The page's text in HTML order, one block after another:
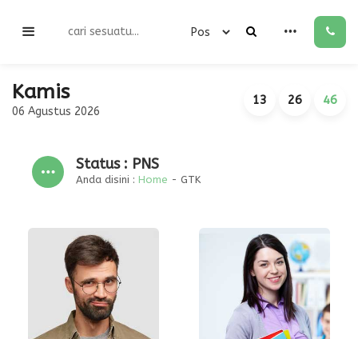
Kamis
06 Agustus 2026
13 26 46
Status : PNS
Anda disini : Home - GTK